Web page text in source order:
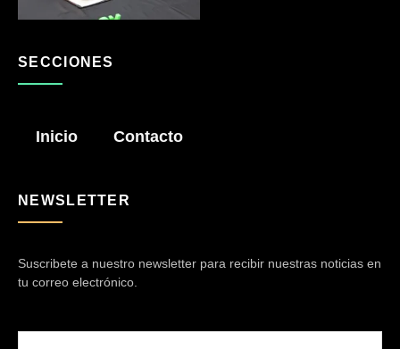
SECCIONES
Inicio Contacto
NEWSLETTER
Suscribete a nuestro newsletter para recibir nuestras noticias en
tu correo electrónico.